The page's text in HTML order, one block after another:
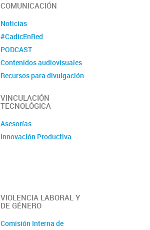
COMUNICACIÓN
Noticias
#CadicEnRed
PODCAST
Contenidos audiovisuales
Recursos para divulgación
Revista La Lupa
VINCULACIÓN
TECNOLÓGICA
Asesorías
Innovación Productiva
VIOLENCIA LABORAL Y
DE GÉNERO
Comisión Interna de